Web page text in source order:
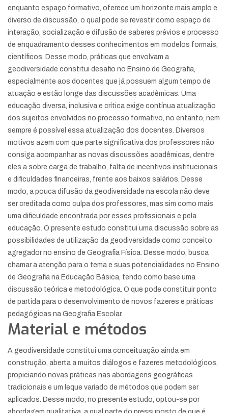
enquanto espaço formativo, oferece um horizonte mais amplo e
diverso de discussão, o qual pode se revestir como espaço de
interação, socialização e difusão de saberes prévios e processo
de enquadramento desses conhecimentos em modelos formais,
científicos. Desse modo, práticas que envolvam a
geodiversidade constitui desafio no Ensino de Geografia,
especialmente aos docentes que já possuem algum tempo de
atuação e estão longe das discussões acadêmicas. Uma
educação diversa, inclusiva e crítica exige contínua atualização
dos sujeitos envolvidos no processo formativo, no entanto, nem
sempre é possível essa atualização dos docentes. Diversos
motivos azem com que parte significativa dos professores não
consiga acompanhar as novas discussões acadêmicas, dentre
eles a sobre carga de trabalho, falta de incentivos institucionais
e dificuldades financeiras, frente aos baixos salários. Desse
modo, a pouca difusão da geodiversidade na escola não deve
ser creditada como culpa dos professores, mas sim como mais
uma dificuldade encontrada por esses profissionais e pela
educação. O presente estudo constitui uma discussão sobre as
possibilidades de utilização da geodiversidade como conceito
agregador no ensino de Geografia Física. Desse modo, busca
chamar a atenção para o tema e suas potencialidades no Ensino
de Geografia na Educação Básica, tendo como base uma
discussão teórica e metodológica. O que pode constituir ponto
de partida para o desenvolvimento de novos fazeres e práticas
pedagógicas na Geografia Escolar.
Material e métodos
A geodiversidade constitui uma conceituação ainda em
construção, aberta a muitos diálogos e fazeres metodológicos,
propiciando novas práticas nas abordagens geográficas
tradicionais e um leque variado de métodos que podem ser
aplicados. Desse modo, no presente estudo, optou-se por